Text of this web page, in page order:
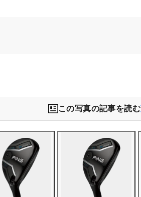
この写真の記事を読む